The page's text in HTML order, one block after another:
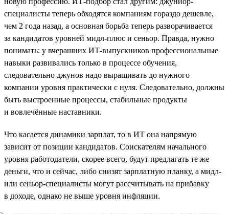
специалисты теперь обходятся компаниям гораздо дешевле,
чем 2 года назад, а основная борьба теперь разворачивается
за кандидатов уровней мидл-плюс и сеньор. Правда, нужно
понимать: у вчерашних ИТ-выпускников профессиональные
навыки развивались только в процессе обучения,
следовательно джунов надо выращивать до нужного
компании уровня практически с нуля. Следовательно, должны
быть выстроенные процессы, стабильные продукты
и вовлечённые наставники.
Что касается динамики зарплат, то в ИТ она напрямую
зависит от позиции кандидатов. Соискателям начального
уровня работодатели, скорее всего, будут предлагать те же
деньги, что и сейчас, либо снизят зарплатную планку, а мидл-
или сеньор-специалисты могут рассчитывать на прибавку
в доходе, однако не выше уровня инфляции.